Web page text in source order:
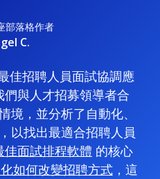
部落格作者
C.
佳招聘人員面試協調應
與人才招募領導者合
境，並分析了自動化、
以找出最適合招聘人員
佳面試排程軟體 的核心
如何改變招聘方式，這